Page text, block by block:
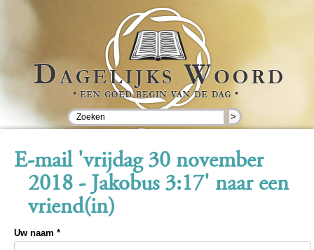
>
E-mail 'vrijdag 30 november
2018 - Jakobus 3:17' naar een
vriend(in)
Uw naam *